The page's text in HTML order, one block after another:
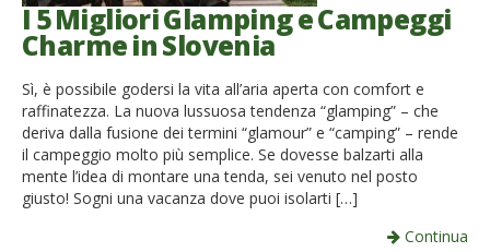
I 5 Migliori Glamping e Campeggi
Charme in Slovenia
Sì, è possibile godersi la vita all’aria aperta con comfort e
raffinatezza. La nuova lussuosa tendenza “glamping” – che
deriva dalla fusione dei termini “glamour” e “camping” – rende
il campeggio molto più semplice. Se dovesse balzarti alla
mente l’idea di montare una tenda, sei venuto nel posto
giusto! Sogni una vacanza dove puoi isolarti […]
Continua